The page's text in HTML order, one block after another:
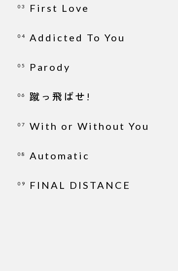
03 First Love
04 Addicted To You
05 Parody
06 蹴っ飛ばせ!
07 With or Without You
08 Automatic
09 FINAL DISTANCE